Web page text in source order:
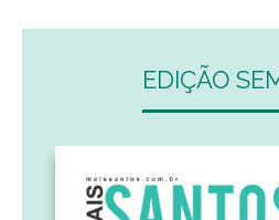
EDIÇÃO